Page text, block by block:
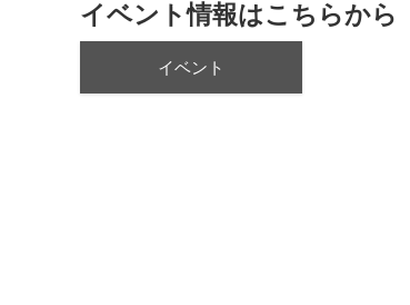
イベント情報はこちらから
イベント